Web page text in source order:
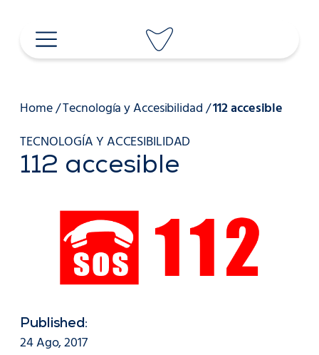
contenido
Home/Tecnología y Accesibilidad/112 accesible
TECNOLOGÍA Y ACCESIBILIDAD
112 accesible
Published:
24 Ago, 2017